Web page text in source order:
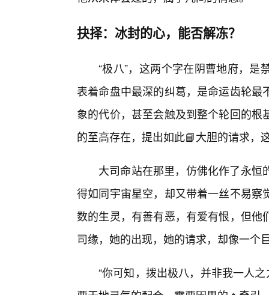
抉择：冰封的心，能否解冻？
“极八”，这两个字在阴曹地府，
表着命盘中最深的纠葛，是命运齿轮
象的代价，甚至会触及到整个轮回的
的至高存在，提出如此📘大胆的请求，
大司命站在那里，仿佛化作了永
得如同宇宙星空，却又带着一丝不易
数的生灵，有善有恶，有爱有恨，但
司缘，她的出现，她的请求，却像一个
“你可知，拨出极八，并非我一人